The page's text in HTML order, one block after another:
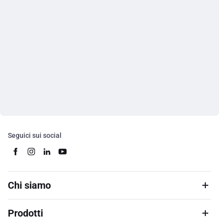
Seguici sui social
Chi siamo
Prodotti